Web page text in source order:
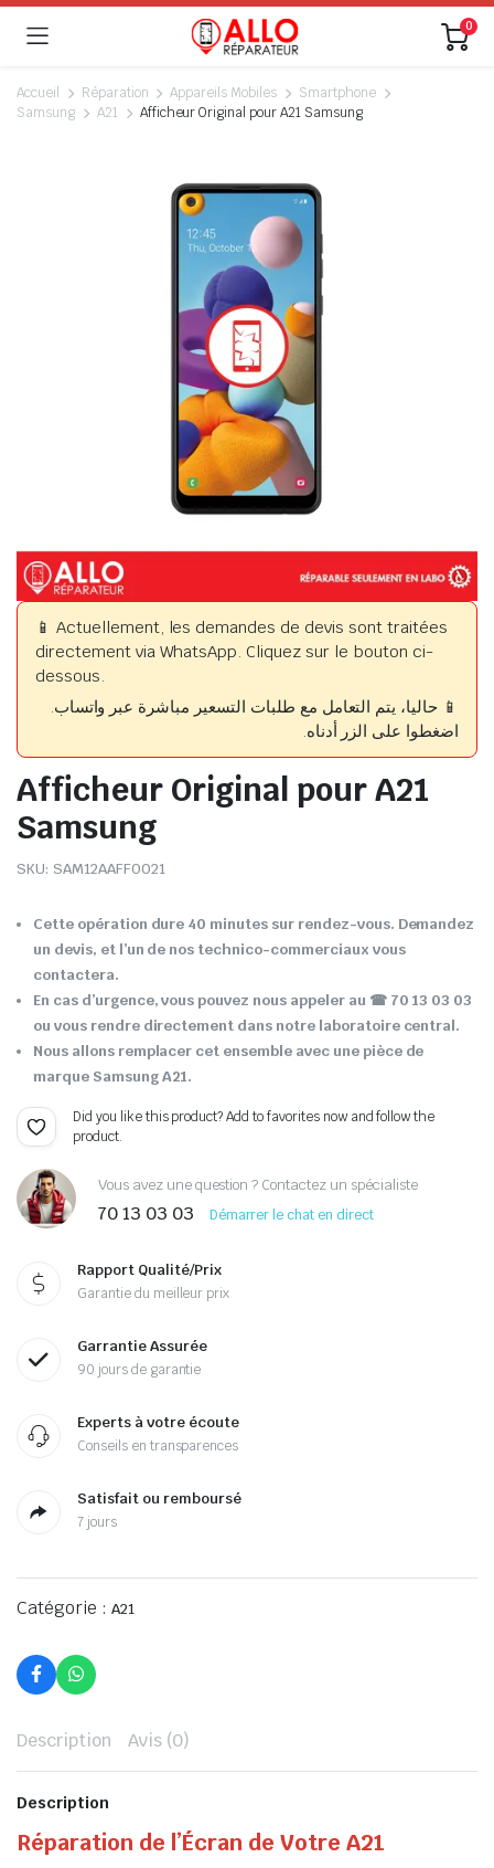
0
Accueil Réparation Appareils Mobiles
Smartphone
Samsung
A21 Afficheur Original pour A21 Samsung
📱 Actuellement, les demandes de devis sont traitées
directement via WhatsApp. Cliquez sur le bouton ci-
dessous.
📱 حاليا، يتم التعامل مع طلبات التسعير مباشرة عبر واتساب.
اضغطوا على الزر أدناه.
Afficheur Original pour A21
Samsung
SKU: SAM12AAFF0021
Cette opération dure 40 minutes sur rendez-vous. Demandez
un devis, et l’un de nos technico-commerciaux vous
contactera.
En cas d’urgence, vous pouvez nous appeler au ☎ 70 13 03 03
ou vous rendre directement dans notre laboratoire central.
Nous allons remplacer cet ensemble avec une pièce de
marque Samsung A21.
Did you like this product? Add to favorites now and follow the
product.
Vous avez une question ? Contactez un spécialiste
70 13 03 03 Démarrer le chat en direct
Rapport Qualité/Prix
Garantie du meilleur prix
Garrantie Assurée
90 jours de garantie
Experts à votre écoute
Conseils en transparences
Satisfait ou remboursé
7 jours
Catégorie : A21
Description Avis (0)
Description
Réparation de l’Écran de Votre A21